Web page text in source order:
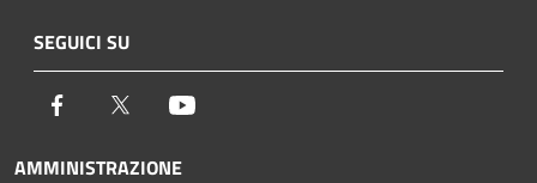
SEGUICI SU
Facebook Twitter
AMMINISTRAZIONE